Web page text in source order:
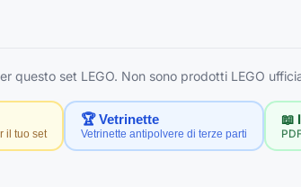
questo set LEGO. Non sono prodotti LEGO
il tuo set
🏆 Vetrinette
Vetrinette antipolvere di terze parti
📖